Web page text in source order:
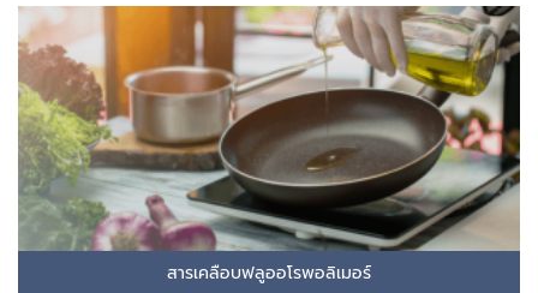
สารเคลือบฟลูออโรพอลิเมอร์